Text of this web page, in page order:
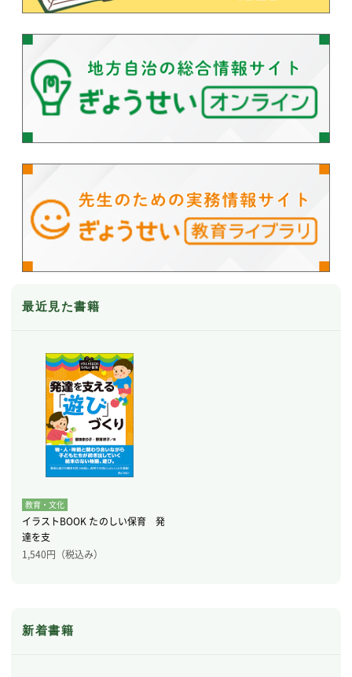
最近見た書籍
教育・文化
イラストBOOK たのしい保育 発
達を支
1,540円（税込み）
新着書籍